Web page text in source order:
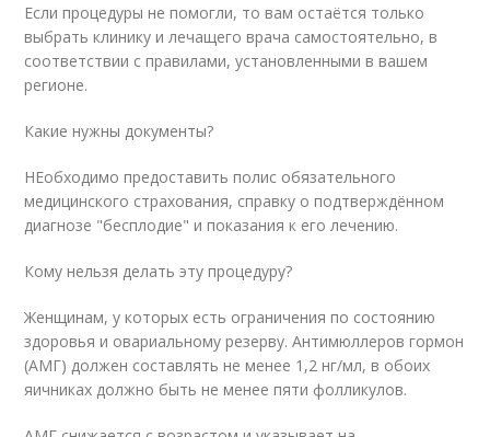
Если процедуры не помогли, то вам остаётся только
выбрать клинику и лечащего врача самостоятельно, в
соответствии с правилами, установленными в вашем
регионе.
Какие нужны документы?
НЕобходимо предоставить полис обязательного
медицинского страхования, справку о подтверждённом
диагнозе "бесплодие" и показания к его лечению.
Кому нельзя делать эту процедуру?
Женщинам, у которых есть ограничения по состоянию
здоровья и овариальному резерву. Антимюллеров гормон
(АМГ) должен составлять не менее 1,2 нг/мл, в обоих
яичниках должно быть не менее пяти фолликулов.